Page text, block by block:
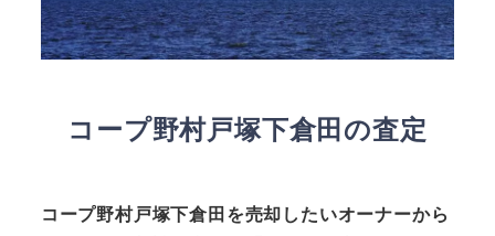
コープ野村戸塚下倉田の査定
コープ野村戸塚下倉田 を売却したいオーナーから